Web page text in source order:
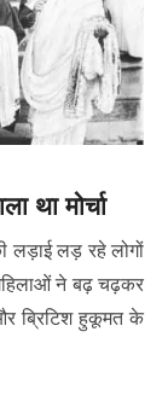
था मोर्चा
लड़ाई लड़ रहे लोगों
ने बढ़ चढ़कर
ब्रिटिश हुकूमत के